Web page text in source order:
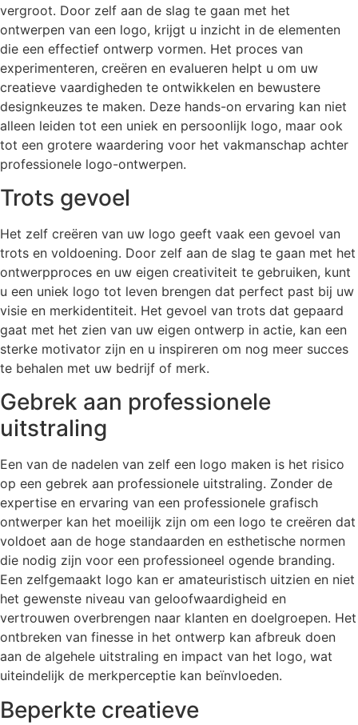
vergroot. Door zelf aan de slag te gaan met het
ontwerpen van een logo, krijgt u inzicht in de elementen
die een effectief ontwerp vormen. Het proces van
experimenteren, creëren en evalueren helpt u om uw
creatieve vaardigheden te ontwikkelen en bewustere
designkeuzes te maken. Deze hands-on ervaring kan niet
alleen leiden tot een uniek en persoonlijk logo, maar ook
tot een grotere waardering voor het vakmanschap achter
professionele logo-ontwerpen.
Trots gevoel
Het zelf creëren van uw logo geeft vaak een gevoel van
trots en voldoening. Door zelf aan de slag te gaan met het
ontwerpproces en uw eigen creativiteit te gebruiken, kunt
u een uniek logo tot leven brengen dat perfect past bij uw
visie en merkidentiteit. Het gevoel van trots dat gepaard
gaat met het zien van uw eigen ontwerp in actie, kan een
sterke motivator zijn en u inspireren om nog meer succes
te behalen met uw bedrijf of merk.
Gebrek aan professionele
uitstraling
Een van de nadelen van zelf een logo maken is het risico
op een gebrek aan professionele uitstraling. Zonder de
expertise en ervaring van een professionele grafisch
ontwerper kan het moeilijk zijn om een logo te creëren dat
voldoet aan de hoge standaarden en esthetische normen
die nodig zijn voor een professioneel ogende branding.
Een zelfgemaakt logo kan er amateuristisch uitzien en niet
het gewenste niveau van geloofwaardigheid en
vertrouwen overbrengen naar klanten en doelgroepen. Het
ontbreken van finesse in het ontwerp kan afbreuk doen
aan de algehele uitstraling en impact van het logo, wat
uiteindelijk de merkperceptie kan beïnvloeden.
Beperkte creatieve